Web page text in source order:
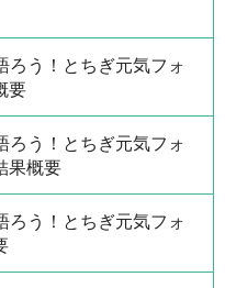
ろう！とちぎ元気フォ
要
ろう！とちぎ元気フォ
果概要
ろう！とちぎ元気フォ